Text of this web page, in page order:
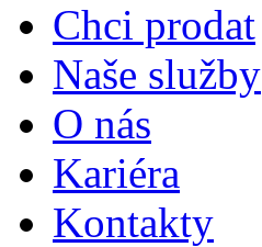
Chci prodat
Naše služby
O nás
Kariéra
Kontakty